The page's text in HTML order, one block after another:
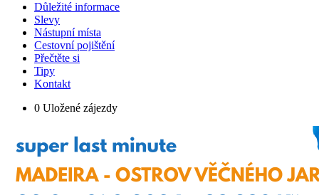
Důležité informace
Slevy
Nástupní místa
Cestovní pojištění
Přečtěte si
Tipy
Kontakt
0 Uložené zájezdy